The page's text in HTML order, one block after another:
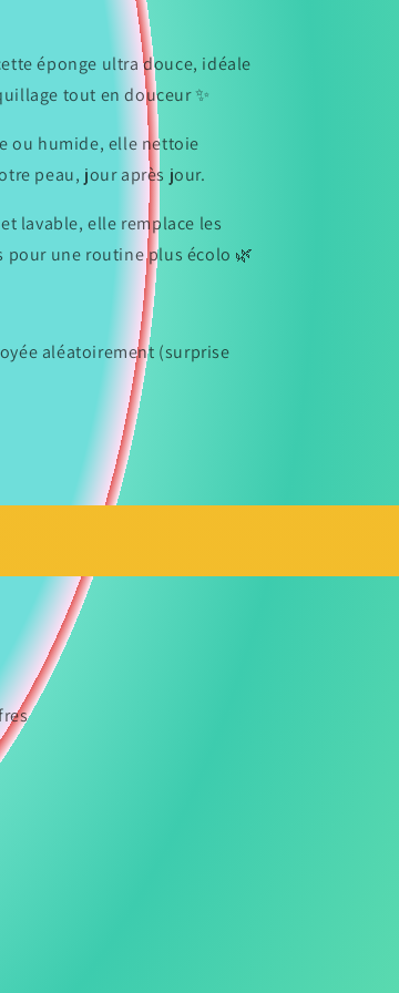
éponge ultra douce, idéale
tout en douceur ✨
ou humide, elle nettoie
peau, jour après jour.
lavable, elle remplace les
pour une routine plus écolo 🌿
aléatoirement (surprise